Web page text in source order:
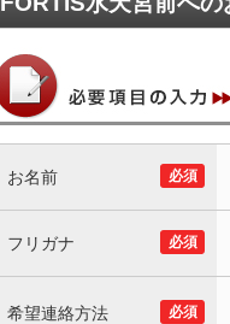
必須
お名前
必須
フリガナ
必須
希望連絡方法